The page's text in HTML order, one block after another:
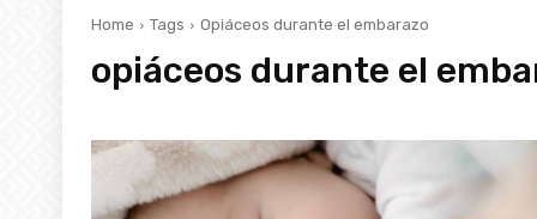
Home Tags Opiáceos durante el embarazo
opiáceos durante el